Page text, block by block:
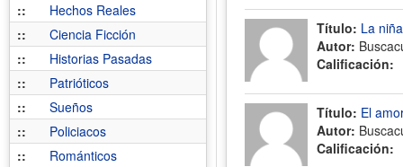
::
Hechos Reales
::
Ciencia Ficción
::
Historias Pasadas
::
Patrióticos
::
Sueños
::
Policiacos
::
Románticos
Título: La
Autor:
Calificación:
Título: El
Autor:
Calificación: